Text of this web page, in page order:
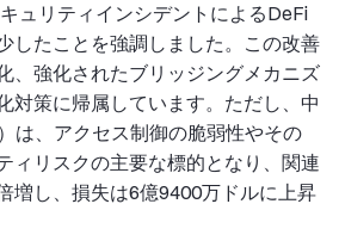
ュリティインシデントによるDeFi
したことを強調しました。この改善
、強化されたブリッジングメカニズ
対策に帰属しています。ただし、中
は、アクセス制御の脆弱性やその
ィリスクの主要な標的となり、関連
増し、損失は6億9400万ドルに上昇